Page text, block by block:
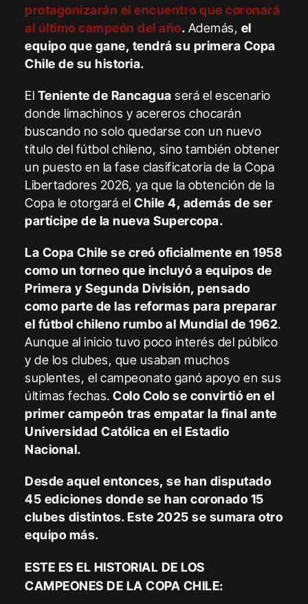
protagonizarán el encuentro que coronará
al último campeón del año. Además, el
equipo que gane, tendrá su primera Copa
Chile de su historia.
El Teniente de Rancagua será el escenario
donde limachinos y acereros chocarán
buscando no solo quedarse con un nuevo
título del fútbol chileno, sino también obtener
un puesto en la fase clasificatoria de la Copa
Libertadores 2026, ya que la obtención de la
Copa le otorgará elChile 4, además de ser
partícipe de la nueva Supercopa.
La Copa Chile se creó oficialmente en 1958
como un torneo que incluyó a equipos de
Primera y Segunda División, pensado
como parte de las reformas para preparar
el fútbol chileno rumbo al Mundial de 1962.
Aunque al inicio tuvo poco interés del público
y de los clubes, que usaban muchos
suplentes, el campeonato ganó apoyo en sus
últimas fechas.Colo Colo se convirtió en el
primer campeón tras empatar la final ante
Universidad Católica en el Estadio
Nacional.
Desde aquel entonces, se han disputado
45 ediciones donde se han coronado 15
clubes distintos. Este 2025 se sumara otro
equipo más.
ESTE ES EL HISTORIAL DE LOS
CAMPEONES DE LA COPA CHILE: